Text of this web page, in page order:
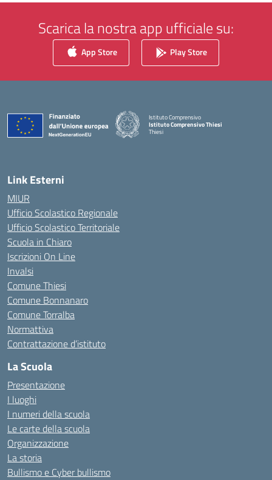
Scarica la nostra app ufficiale su:
App Store Play Store
Istituto Comprensivo
Istituto Comprensivo Thiesi
Thiesi
Link Esterni
MIUR
Ufficio Scolastico Regionale
Ufficio Scolastico Territoriale
Scuola in Chiaro
Iscrizioni On Line
Invalsi
Comune Thiesi
Comune Bonnanaro
Comune Torralba
Normattiva
Contrattazione d’istituto
La Scuola
Presentazione
I luoghi
I numeri della scuola
Le carte della scuola
Organizzazione
La storia
Bullismo e Cyber bullismo